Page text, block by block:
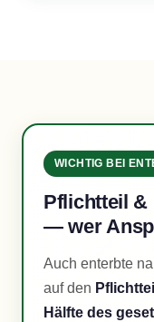
WICHTIG BEI
Pflichtteil &
— wer
Auch enterbte
auf den Pflichtteil
Hälfte des